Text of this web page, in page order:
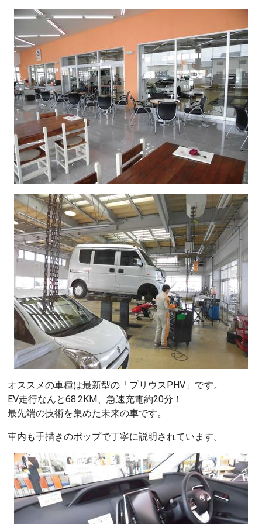
オススメの車種は最新型の「プリウスPHV」です。
EV走行なんと68.2KM、急速充電約20分！
最先端の技術を集めた未来の車です。
車内も手描きのポップで丁寧に説明されています。